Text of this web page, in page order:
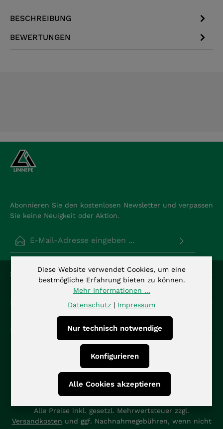
BESCHREIBUNG
BEWERTUNGEN
Abonnieren Sie den kostenlosen Newsletter und verpassen
Sie keine Neuigkeit oder Aktion.
Datenschutz
Ich habe die Datenschutzbestimmungen zur
Kenntnis genommen und die AGB
mit ihnen einverstanden.*
Die mit einem Stern (*) markierten Felder sind
Pflichtfelder.
Service-Hotline
Alle Preise inkl. gesetzl. Mehrwertsteuer zzgl.
Versandkosten und ggf. Nachnahmegebühren, wenn nicht
Diese Website verwendet Cookies, um eine
bestmögliche Erfahrung bieten zu können.
Mehr Informationen ...
Datenschutz | Impressum
Nur technisch notwendige
Konfigurieren
Alle Cookies akzeptieren